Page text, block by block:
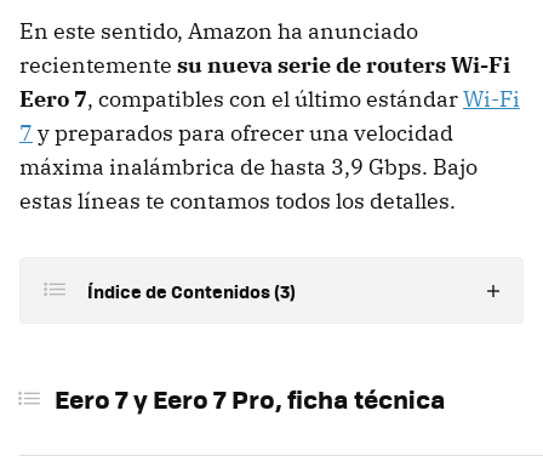
En este sentido, Amazon ha anunciado
recientemente su nueva serie de routers Wi-Fi
Eero 7, compatibles con el último estándarWi-Fi
7 y preparados para ofrecer una velocidad
máxima inalámbrica de hasta 3,9 Gbps. Bajo
estas líneas te contamos todos los detalles.
Índice de Contenidos (3)
Wi-Fi 7, tribanda y preparado para el futuro próximo
Eero 7 y Eero 7 Pro, ficha técnica